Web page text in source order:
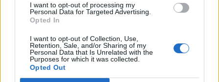
I want to opt-out of processing my
Personal Data for Targeted Advertising.
Opted In
I want to opt-out of Collection, Use,
Retention, Sale, and/or Sharing of my
Personal Data that Is Unrelated with the
Purposes for which it was collected.
Opted Out